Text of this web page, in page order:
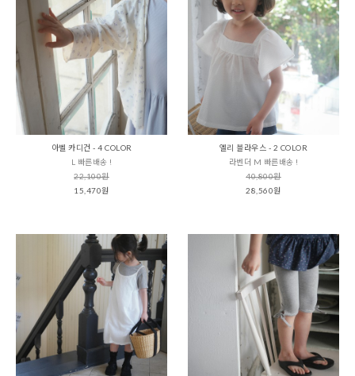
아벨 카디건 - 4 COLOR
L 빠른배송 !
22,100원
15,470원
엘리 블라우스 - 2 COLOR
라벤더 M 빠른배송 !
40,800원
28,560원